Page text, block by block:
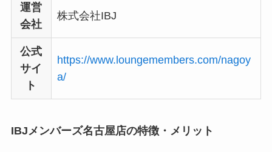
運営
会社
株式会社IBJ
公式
サイ
ト
https://www.loungemembers.com/nagoy
a/
IBJメンバーズ名古屋店の特徴・メリット